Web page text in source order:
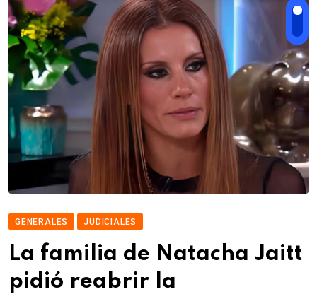
GENERALES JUDICIALES
La familia de Natacha Jaitt
pidió reabrir la